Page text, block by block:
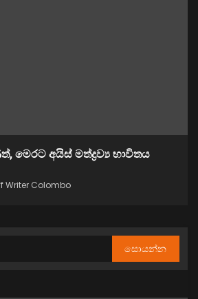
මෙරට අයිස් මත්ද්‍රව්‍ය භාවිතය
Writer Colombo